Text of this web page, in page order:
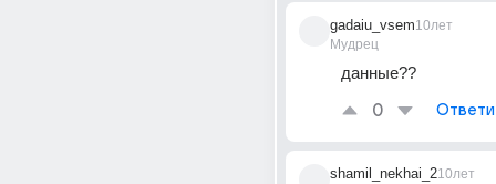
gadaiu_vsem
Мудрец
10лет
данные??
0
shamil_nekhai_210лет